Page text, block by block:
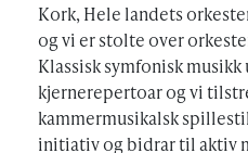
Kork, Hele landets
og vi er stolte over
Klassisk symfonisk
kjernerepertoar og vi
kammermusikalsk
initiativ og bidrar til aktiv